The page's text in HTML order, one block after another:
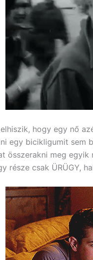
hogy egy nő
egy bicikligumit sem
összerakni meg
része csak ÜRÜGY,